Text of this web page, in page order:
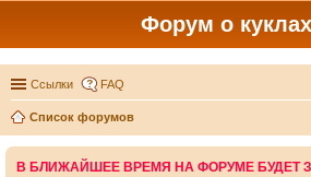
Форум о
Ссылки FAQ
Список форумов
В БЛИЖАЙШЕЕ ВРЕМЯ НА ФОРУМЕ БУДЕТ